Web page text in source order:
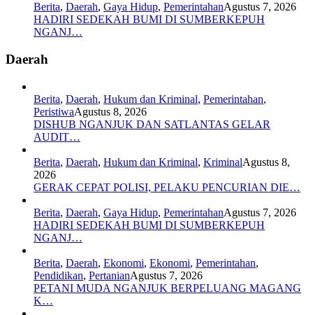
Berita, Daerah, Gaya Hidup, PemerintahanAgustus 7, 2026
HADIRI SEDEKAH BUMI DI SUMBERKEPUH
NGANJ…
Daerah
Berita, Daerah, Hukum dan Kriminal, Pemerintahan,
PeristiwaAgustus 8, 2026
DISHUB NGANJUK DAN SATLANTAS GELAR
AUDIT…
Berita, Daerah, Hukum dan Kriminal, KriminalAgustus 8,
2026
GERAK CEPAT POLISI, PELAKU PENCURIAN DIE…
Berita, Daerah, Gaya Hidup, PemerintahanAgustus 7, 2026
HADIRI SEDEKAH BUMI DI SUMBERKEPUH
NGANJ…
Berita, Daerah, Ekonomi, Ekonomi, Pemerintahan,
Pendidikan, PertanianAgustus 7, 2026
PETANI MUDA NGANJUK BERPELUANG MAGANG
K…